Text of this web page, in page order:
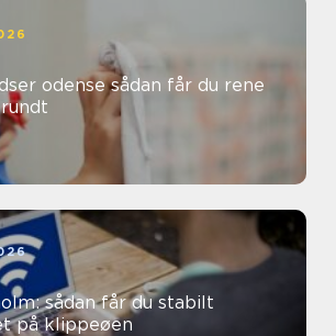
sådan får du rene
sådan får du stabilt
på klippeøen